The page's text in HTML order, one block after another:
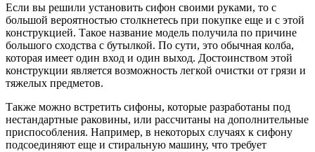
Если вы решили установить сифон своими руками, то с
большой вероятностью столкнетесь при покупке еще и с этой
конструкцией. Такое название модель получила по причине
большого сходства с бутылкой. По сути, это обычная колба,
которая имеет один вход и один выход. Достоинством этой
конструкции является возможность легкой очистки от грязи и
тяжелых предметов.
Также можно встретить сифоны, которые разработаны под
нестандартные раковины, или рассчитаны на дополнительные
приспособления. Например, в некоторых случаях к сифону
подсоединяют еще и стиральную машину, что требует